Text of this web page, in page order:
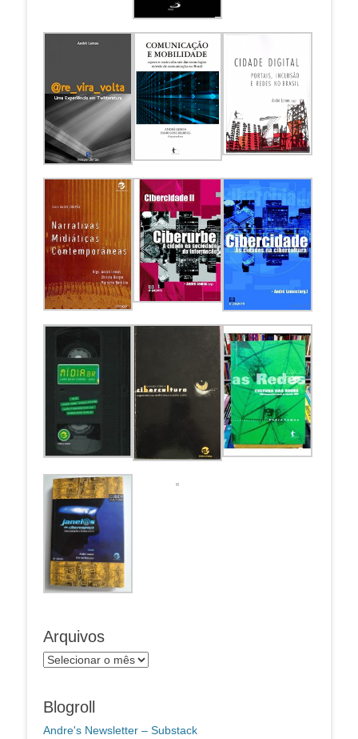
Arquivos
Arquivos
Blogroll
Andre's Newsletter – Substack